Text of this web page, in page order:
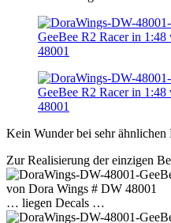
Kein Wunder bei sehr ähnlichen
Zur Realisierung der einzigen
… liegen Decals …